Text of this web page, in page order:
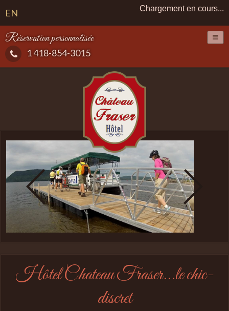
EN
Réservation personnalisée
1 418-854-3015
Chargement en cours...
Hôtel Chateau Fraser...le chic-
discret